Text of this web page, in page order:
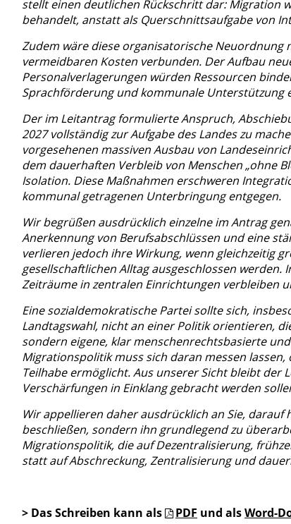
stellt einen deutlichen Rückschritt dar: Migration
behandelt, anstatt als Querschnittsaufgabe von
Zudem wäre diese organisatorische
vermeidbaren Kosten verbunden. Der Aufbau
Personalverlagerungen würden Ressourcen
Sprachförderung und kommunale Unterstützung
Der im Leitantrag formulierte Anspruch,
2027 vollständig zur Aufgabe des Landes zu
vorgesehenen massiven Ausbau von
dem dauerhaften Verbleib von Menschen „ohne
Isolation. Diese Maßnahmen erschweren
kommunal getragenen Unterbringung entgegen.
Wir begrüßen ausdrücklich einzelne im Antrag
Anerkennung von Berufsabschlüssen und eine
verlieren jedoch ihre Wirkung, wenn gleichzeitig
gesellschaftlichen Alltag ausgeschlossen
Zeiträume in zentralen Einrichtungen verbleiben
Eine sozialdemokratische Partei sollte sich,
Landtagswahl, nicht an einer Politik orientieren,
sondern eigene, klar menschenrechtsbasierte
Migrationspolitik muss sich daran messen
Teilhabe ermöglicht. Aus unserer Sicht bleibt der
Verschärfungen in Einklang gebracht werden
Wir appellieren daher ausdrücklich an Sie,
beschließen, sondern ihn grundlegend zu
Migrationspolitik, die auf Dezentralisierung,
statt auf Abschreckung, Zentralisierung und
> Das Schreiben kann als PDF und alsWord-